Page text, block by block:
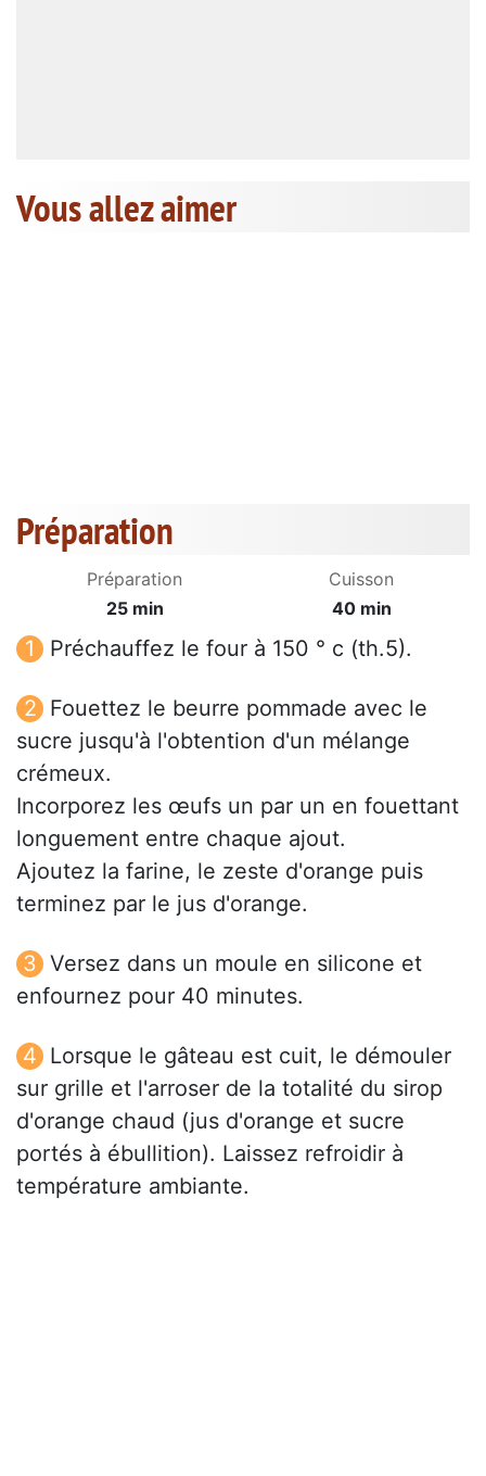
Vous allez aimer
Préparation
Préparation
25 min
Cuisson
40 min
Préchauffez le four à 150 ° c (th.5).
Fouettez le beurre pommade avec le
sucre jusqu'à l'obtention d'un mélange
crémeux.
Incorporez les œufs un par un en fouettant
longuement entre chaque ajout.
Ajoutez la farine, le zeste d'orange puis
terminez par le jus d'orange.
Versez dans un moule en silicone et
enfournez pour 40 minutes.
Lorsque le gâteau est cuit, le démouler
sur grille et l'arroser de la totalité du sirop
d'orange chaud (jus d'orange et sucre
portés à ébullition). Laissez refroidir à
température ambiante.